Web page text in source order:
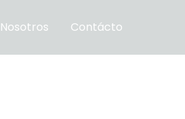
Contácto